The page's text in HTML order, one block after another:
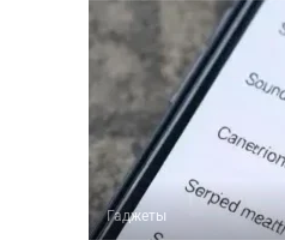
Гаджеты